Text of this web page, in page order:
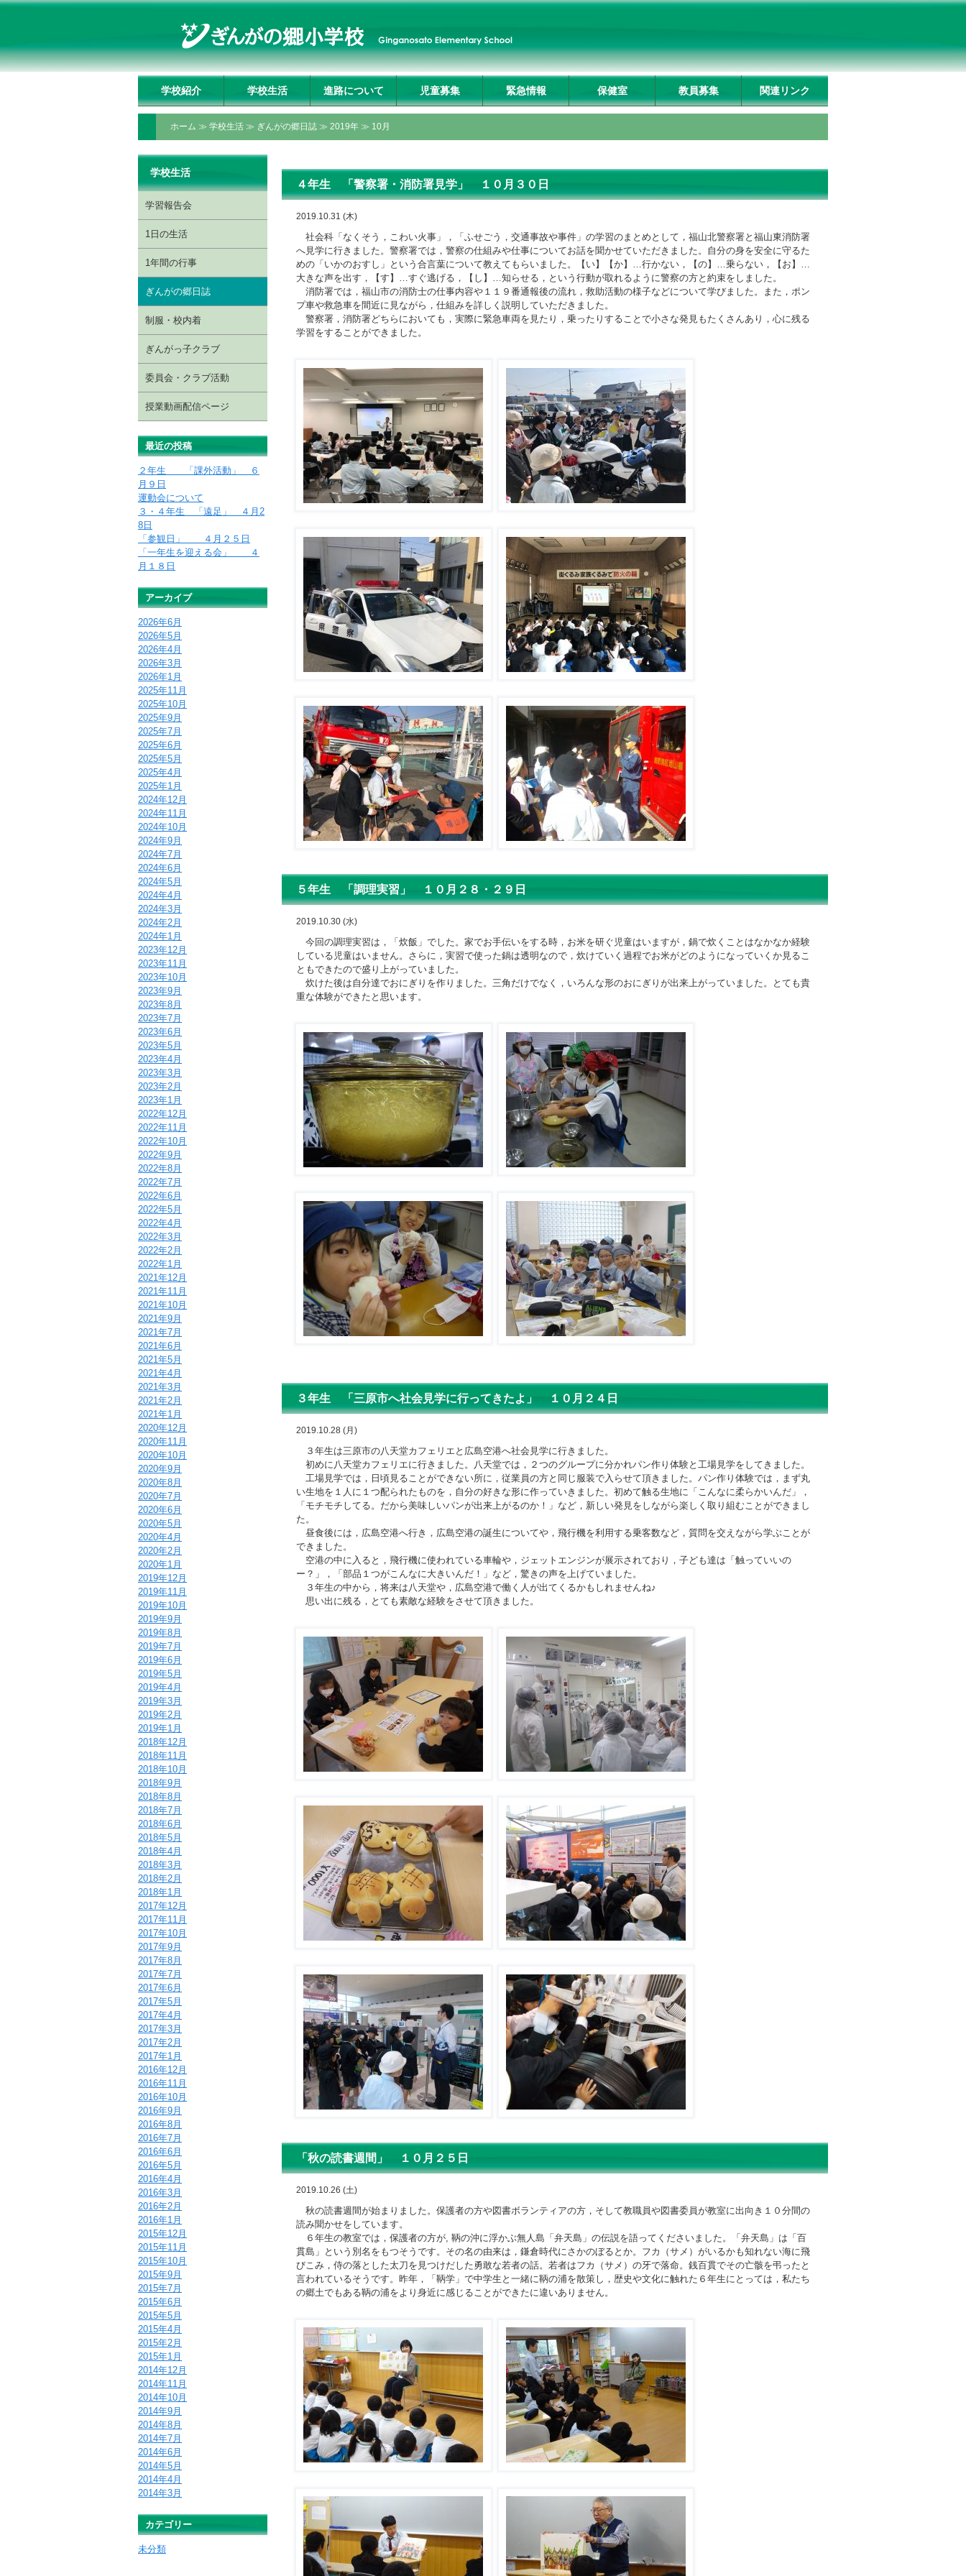
学校紹介 学校生活 進路について 児童募集 緊急情報 保健室 教員募集 関連リンク
ホーム ≫ 学校生活 ≫ ぎんがの郷日誌 ≫ 2019年 ≫ 10月
４年生 「警察署・消防署見学」 １０月３０日
2019.10.31 (木)
社会科「なくそう，こわい火事」，「ふせごう，交通事故や事件」の学習のまとめとして，福山北警察署と福山東消防署
へ見学に行きました。警察署では，警察の仕組みや仕事についてお話を聞かせていただきました。自分の身を安全に守るた
めの「いかのおすし」という合言葉について教えてもらいました。【 い】【か】 …行かない，【の】 …乗らない，【 お】 …
大きな声を出す，【す】 …すぐ逃げる，【 し】 …知らせる，という行動が取れるように警察の方と約束をしました。
消防署では，福山市の消防士の仕事内容や１１９番通報後の流れ，救助活動の様子などについて学びました。また，ポン
プ車や救急車を間近に見ながら，仕組みを詳しく説明していただきました。
警察署，消防署どちらにおいても，実際に緊急車両を見たり，乗ったりすることで小さな発見もたくさんあり，心に残る
学習をすることができました。
５年生 「調理実習」 １０月２８・２９日
2019.10.30 (水)
今回の調理実習は，「炊飯」でした。家でお手伝いをする時，お米を研ぐ児童はいますが，鍋で炊くことはなかなか経験
している児童はいません。さらに，実習で使った鍋は透明なので，炊けていく過程でお米がどのようになっていくか見るこ
ともできたので盛り上がっていました。
炊けた後は自分達でおにぎりを作りました。三角だけでなく，いろんな形のおにぎりが出来上がっていました。とても貴
重な体験ができたと思います。
３年生 「三原市へ社会見学に行ってきたよ」 １０月２４日
2019.10.28 (月)
３年生は三原市の八天堂カフェリエと広島空港へ社会見学に行きました。
初めに八天堂カフェリエに行きました。八天堂では，２つのグループに分かれパン作り体験と工場見学をしてきました。
工場見学では，日頃見ることができない所に，従業員の方と同じ服装で入らせて頂きました。パン作り体験では，まず丸
い生地を１人に１つ配られたものを，自分の好きな形に作っていきました。初めて触る生地に「こんなに柔らかいんだ」，
「モチモチしてる。だから美味しいパンが出来上がるのか！」など，新しい発見をしながら楽しく取り組むことができまし
た。
昼食後には，広島空港へ行き，広島空港の誕生についてや，飛行機を利用する乗客数など，質問を交えながら学ぶことが
できました。
空港の中に入ると，飛行機に使われている車輪や，ジェットエンジンが展示されており，子ども達は「触っていいの
ー？」，「部品１つがこんなに大きいんだ！」など，驚きの声を上げていました。
３年生の中から，将来は八天堂や，広島空港で働く人が出てくるかもしれませんね♪
思い出に残る，とても素敵な経験をさせて頂きました。
「秋の読書週間」 １０月２５日
2019.10.26 (土)
秋の読書週間が始まりました。保護者の方や図書ボランティアの方，そして教職員や図書委員が教室に出向き１０分間の
読み聞かせをしています。
６年生の教室では，保護者の方が 鞆の沖に浮かぶ無人島「弁天島」の伝説を語ってくださいました。「弁天島」は「百
貫島」という別名をもつそうです。その名の由来は，鎌倉時代にさかのぼるとか。フカ（サメ）がいるかも知れない海に飛
びこみ，侍の落とした太刀を見つけだした勇敢な若者の話。若者はフカ（サメ）の牙で落命。銭百貫でその亡骸を弔ったと
言われているそうです。昨年，「鞆学」で中学生と一緒に鞆の浦を散策し，歴史や文化に触れた６年生にとっては，私たち
の郷土でもある鞆の浦をより身近に感じることができたに違いありません。
学校生活
学習報告会
1日の生活
1年間の行事
ぎんがの郷日誌
制服・校内着
ぎんがっ子クラブ
委員会・クラブ活動
授業動画配信ページ
最近の投稿
２年生 「課外活動」 ６
月９日
運動会について
３・４年生 「遠足」 ４月2
8日
「参観日」 ４月２５日
「一年生を迎える会」 ４
月１８日
アーカイブ
2026年6月
2026年5月
2026年4月
2026年3月
2026年1月
2025年11月
2025年10月
2025年9月
2025年7月
2025年6月
2025年5月
2025年4月
2025年1月
2024年12月
2024年11月
2024年10月
2024年9月
2024年7月
2024年6月
2024年5月
2024年4月
2024年3月
2024年2月
2024年1月
2023年12月
2023年11月
2023年10月
2023年9月
2023年8月
2023年7月
2023年6月
2023年5月
2023年4月
2023年3月
2023年2月
2023年1月
2022年12月
2022年11月
2022年10月
2022年9月
2022年8月
2022年7月
2022年6月
2022年5月
2022年4月
2022年3月
2022年2月
2022年1月
2021年12月
2021年11月
2021年10月
2021年9月
2021年7月
2021年6月
2021年5月
2021年4月
2021年3月
2021年2月
2021年1月
2020年12月
2020年11月
2020年10月
2020年9月
2020年8月
2020年7月
2020年6月
2020年5月
2020年4月
2020年2月
2020年1月
2019年12月
2019年11月
2019年10月
2019年9月
2019年8月
2019年7月
2019年6月
2019年5月
2019年4月
2019年3月
2019年2月
2019年1月
2018年12月
2018年11月
2018年10月
2018年9月
2018年8月
2018年7月
2018年6月
2018年5月
2018年4月
2018年3月
2018年2月
2018年1月
2017年12月
2017年11月
2017年10月
2017年9月
2017年8月
2017年7月
2017年6月
2017年5月
2017年4月
2017年3月
2017年2月
2017年1月
2016年12月
2016年11月
2016年10月
2016年9月
2016年8月
2016年7月
2016年6月
2016年5月
2016年4月
2016年3月
2016年2月
2016年1月
2015年12月
2015年11月
2015年10月
2015年9月
2015年7月
2015年6月
2015年5月
2015年4月
2015年2月
2015年1月
2014年12月
2014年11月
2014年10月
2014年9月
2014年8月
2014年7月
2014年6月
2014年5月
2014年4月
2014年3月
カテゴリー
未分類